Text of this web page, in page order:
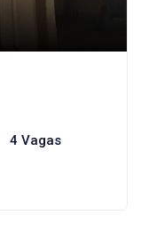
4 Vagas